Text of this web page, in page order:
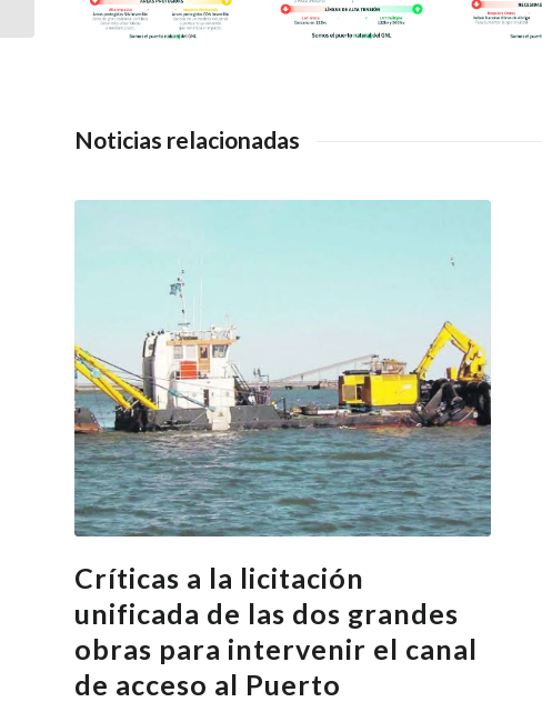
Noticias relacionadas
Críticas a la licitación
unificada de las dos grandes
obras para intervenir el canal
de acceso al Puerto
programac...